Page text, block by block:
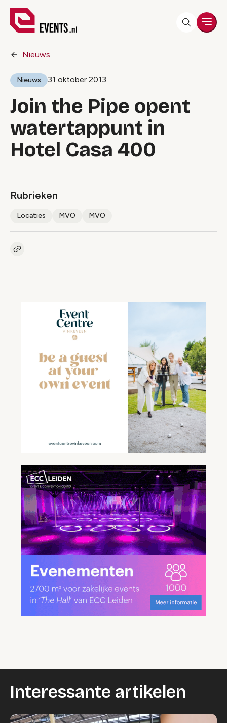
Nieuws
Nieuws 31 oktober 2013
Join the Pipe opent
watertappunt in
Hotel Casa 400
Rubrieken
Locaties MVO MVO
Kopieer link naar artikel
Interessante artikelen